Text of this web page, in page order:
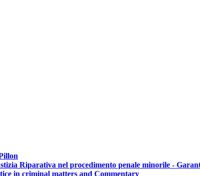
Riparativa nel procedimento penale minorile -
in criminal matters and Commentary